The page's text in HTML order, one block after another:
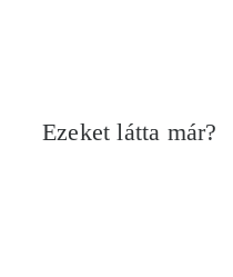
Ezeket látta már?